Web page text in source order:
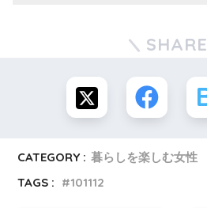
SHARE
CATEGORY : 暮らしを楽しむ女性
TAGS :
101112